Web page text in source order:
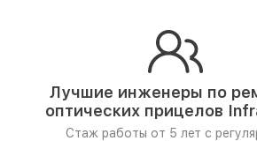
Лучшие инженеры по
оптических прицелов
Стаж работы от 5 лет с